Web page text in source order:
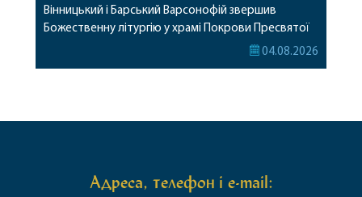
Вінницький і Барський Варсонофій звершив
Божественну літургію у храмі Покрови Пресвятої
Богородиці села Терешки Барського благочиння.
04.08.2026
Адреса, телефон і e-mail: